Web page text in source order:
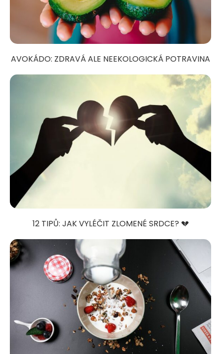
AVOKÁDO: ZDRAVÁ ALE NEEKOLOGICKÁ POTRAVINA
12 TIPŮ: JAK VYLÉČIT ZLOMENÉ SRDCE? 💔